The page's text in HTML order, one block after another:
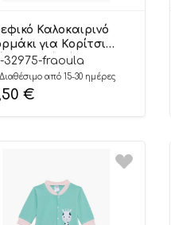
Καλοκαιρινό
για Κορίτσι
Ροζ Φράουλα
Μανίκι, Ψιλή
Υφάσματος,
100% –
32975-fraoula
Διαθέσιμο από 15-30 ημέρες
€